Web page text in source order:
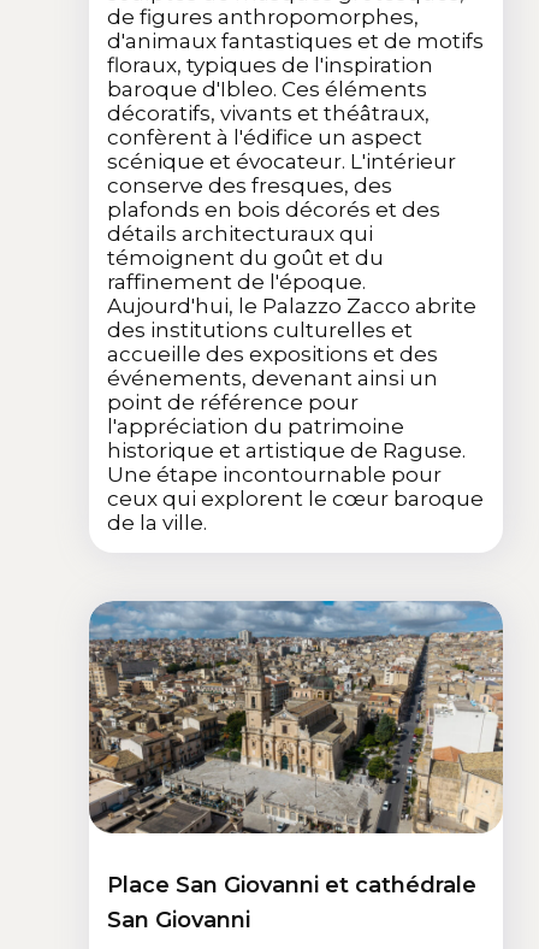
de figures anthropomorphes,
d'animaux fantastiques et de motifs
floraux, typiques de l'inspiration
baroque d'Ibleo. Ces éléments
décoratifs, vivants et théâtraux,
confèrent à l'édifice un aspect
scénique et évocateur. L'intérieur
conserve des fresques, des
plafonds en bois décorés et des
détails architecturaux qui
témoignent du goût et du
raffinement de l'époque.
Aujourd'hui, le Palazzo Zacco abrite
des institutions culturelles et
accueille des expositions et des
événements, devenant ainsi un
point de référence pour
l'appréciation du patrimoine
historique et artistique de Raguse.
Une étape incontournable pour
ceux qui explorent le cœur baroque
de la ville.
Place San Giovanni et cathédrale
San Giovanni